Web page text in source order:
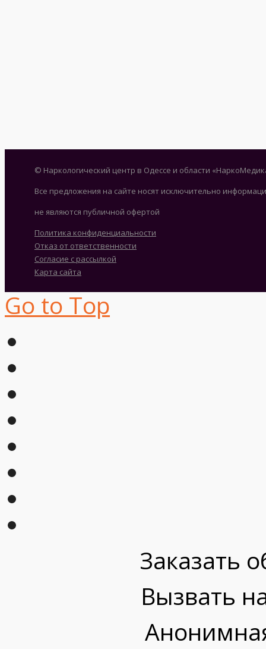
© Наркологический центр в Одессе и области
Все предложения на сайте носят исключительно
не являются публичной офертой
Политика конфиденциальности
Отказ от ответственности
Согласие с рассылкой
Карта сайта
Go to Top
Заказать
Вызвать